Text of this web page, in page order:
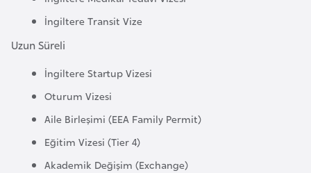
İngiltere Transit Vize
Uzun Süreli
İngiltere Startup Vizesi
Oturum Vizesi
Aile Birleşimi (EEA Family Permit)
Eğitim Vizesi (Tier 4)
Akademik Değişim (Exchange)
g